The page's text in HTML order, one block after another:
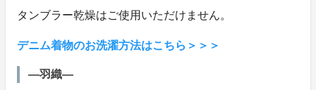
タンブラー乾燥はご使用いただけません。
デニム着物のお洗濯方法はこちら＞＞＞
―羽織―